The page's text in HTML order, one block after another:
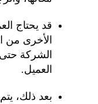
قد يحتاج
الأخرى من
الشركة
العميل.
بعد ذلك،